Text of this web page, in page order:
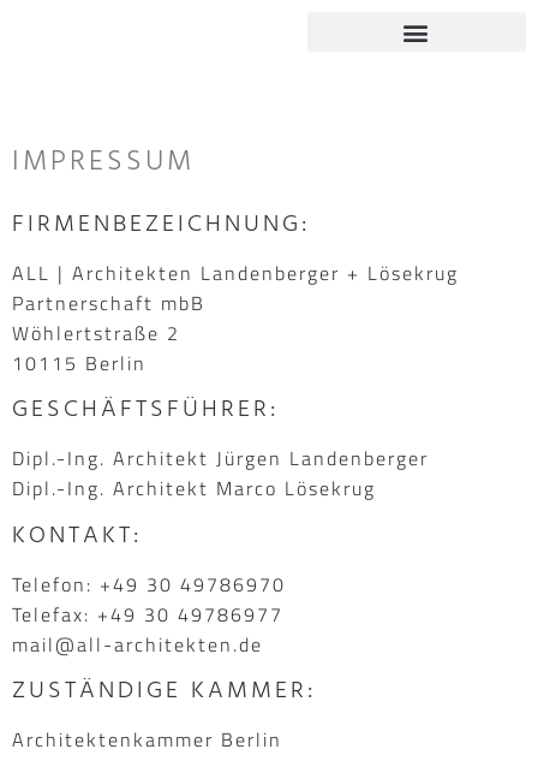
IMPRESSUM
FIRMENBEZEICHNUNG:
ALL | Architekten Landenberger + Lösekrug
Partnerschaft mbB
Wöhlertstraße 2
10115 Berlin
GESCHÄFTSFÜHRER:
Dipl.-Ing. Architekt Jürgen Landenberger
Dipl.-Ing. Architekt Marco Lösekrug
KONTAKT:
Telefon: +49 30 49786970
Telefax: +49 30 49786977
mail@all-architekten.de
ZUSTÄNDIGE KAMMER:
Architektenkammer Berlin